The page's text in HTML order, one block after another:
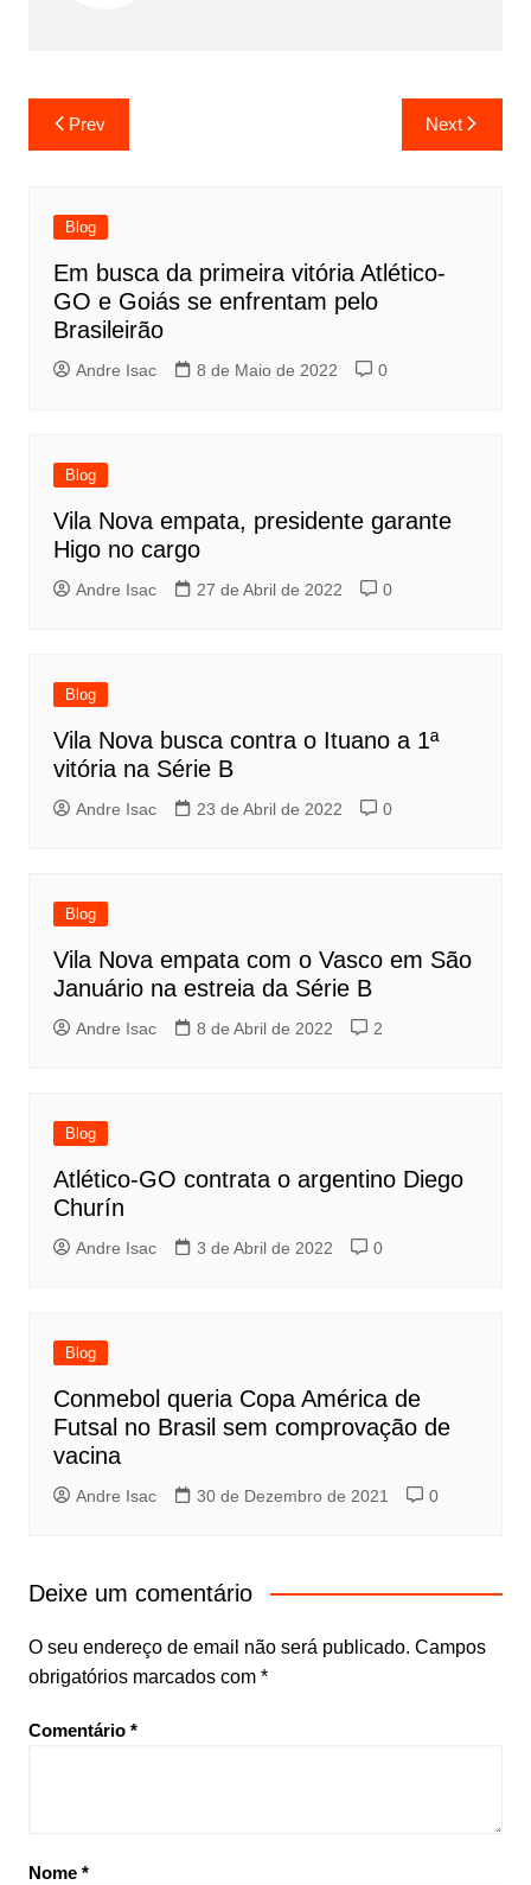
Prev Next
Blog
Em busca da primeira vitória Atlético-
GO e Goiás se enfrentam pelo
Brasileirão
Andre Isac 8 de Maio de 2022 0
Blog
Vila Nova empata, presidente garante
Higo no cargo
Andre Isac 27 de Abril de 2022 0
Blog
Vila Nova busca contra o Ituano a 1ª
vitória na Série B
Andre Isac 23 de Abril de 2022 0
Blog
Vila Nova empata com o Vasco em São
Januário na estreia da Série B
Andre Isac 8 de Abril de 2022 2
Blog
Atlético-GO contrata o argentino Diego
Churín
Andre Isac 3 de Abril de 2022 0
Blog
Conmebol queria Copa América de
Futsal no Brasil sem comprovação de
vacina
Andre Isac 30 de Dezembro de 2021 0
Deixe um comentário
O seu endereço de email não será publicado. Campos
obrigatórios marcados com *
Comentário *
Nome *